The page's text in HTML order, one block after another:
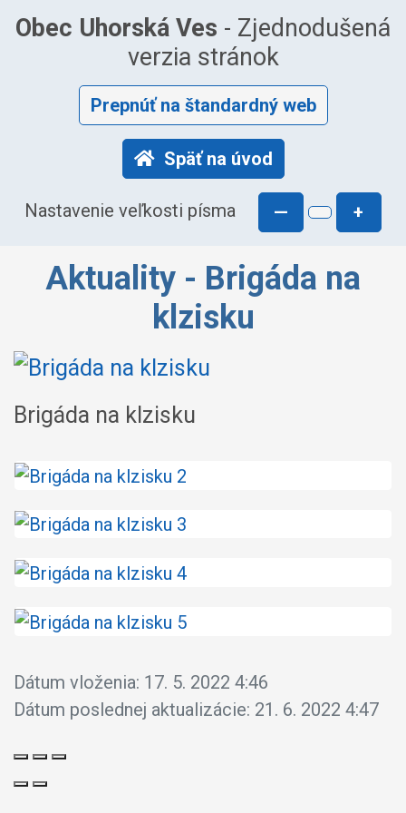
Obec Uhorská Ves - Zjednodušená
verzia stránok
Prepnúť na štandardný web
Späť na úvod
Nastavenie veľkosti písma — +
Aktuality - Brigáda na
klzisku
Brigáda na klzisku
Dátum vloženia: 17. 5. 2022 4:46
Dátum poslednej aktualizácie: 21. 6. 2022 4:47